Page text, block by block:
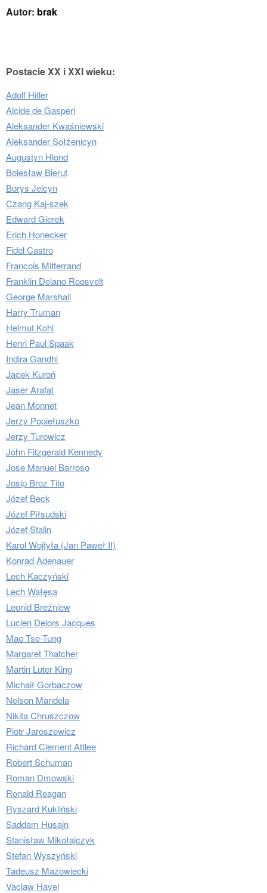
Autor: brak
Postacie XX i XXI wieku:
Adolf Hitler
Alcide de Gasperi
Aleksander Kwaśniewski
Aleksander Sołżenicyn
Augustyn Hlond
Bolesław Bierut
Borys Jelcyn
Czang Kaj-szek
Edward Gierek
Erich Honecker
Fidel Castro
Francois Mitterrand
Franklin Delano Roosvelt
George Marshall
Harry Truman
Helmut Kohl
Henri Paul Spaak
Indira Gandhi
Jacek Kuroń
Jaser Arafat
Jean Monnet
Jerzy Popiełuszko
Jerzy Turowicz
John Fitzgerald Kennedy
Jose Manuel Barroso
Josip Broz Tito
Józef Beck
Józef Piłsudski
Józef Stalin
Karol Wojtyła (Jan Paweł II)
Konrad Adenauer
Lech Kaczyński
Lech Wałęsa
Leonid Breżniew
Lucien Delors Jacques
Mao Tse-Tung
Margaret Thatcher
Martin Luter King
Michaił Gorbaczow
Nelson Mandela
Nikita Chruszczow
Piotr Jaroszewicz
Richard Clement Attlee
Robert Schuman
Roman Dmowski
Ronald Reagan
Ryszard Kukliński
Saddam Husajn
Stanisław Mikołajczyk
Stefan Wyszyński
Tadeusz Mazowiecki
Vaclaw Havel